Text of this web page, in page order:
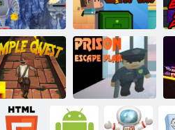
Rayifox
Der Boden ist
Lava